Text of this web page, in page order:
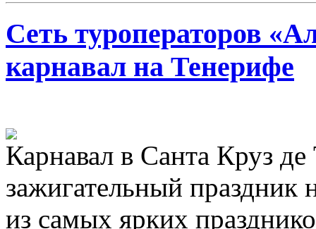
Сеть туроператоров
карнавал на Тенерифе
Карнавал в Санта Круз
зажигательный праздник
из самых ярких